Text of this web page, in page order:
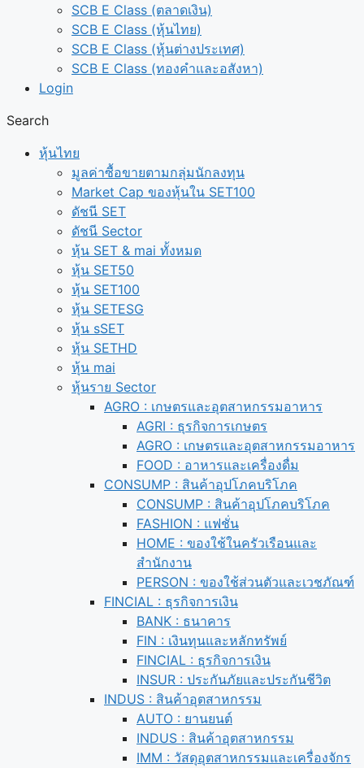
SCB E Class (ตลาดเงิน)
SCB E Class (หุ้นไทย)
SCB E Class (หุ้นต่างประเทศ)
SCB E Class (ทองคำและอสังหา)
Login
Search
หุ้นไทย
มูลค่าซื้อขายตามกลุ่มนักลงทุน
Market Cap ของหุ้นใน SET100
ดัชนี SET
ดัชนี Sector
หุ้น SET & mai ทั้งหมด
หุ้น SET50
หุ้น SET100
หุ้น SETESG
หุ้น sSET
หุ้น SETHD
หุ้น mai
หุ้นราย Sector
AGRO : เกษตรและอุตสาหกรรมอาหาร
AGRI : ธุรกิจการเกษตร
AGRO : เกษตรและอุตสาหกรรมอาหาร
FOOD : อาหารและเครื่องดื่ม
CONSUMP : สินค้าอุปโภคบริโภค
CONSUMP : สินค้าอุปโภคบริโภค
FASHION : แฟชั่น
HOME : ของใช้ในครัวเรือนและ
สำนักงาน
PERSON : ของใช้ส่วนตัวและเวชภัณฑ์
FINCIAL : ธุรกิจการเงิน
BANK : ธนาคาร
FIN : เงินทุนและหลักทรัพย์
FINCIAL : ธุรกิจการเงิน
INSUR : ประกันภัยและประกันชีวิต
INDUS : สินค้าอุตสาหกรรม
AUTO : ยานยนต์
INDUS : สินค้าอุตสาหกรรม
IMM : วัสดุอุตสาหกรรมและเครื่องจักร